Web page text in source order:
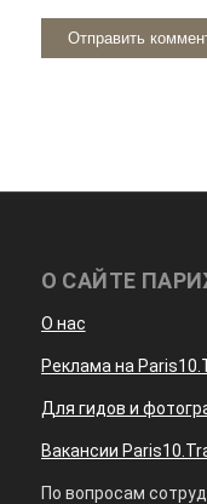
О САЙТЕ
О нас
Реклама на
Для гидов и
Вакансии
По вопросам